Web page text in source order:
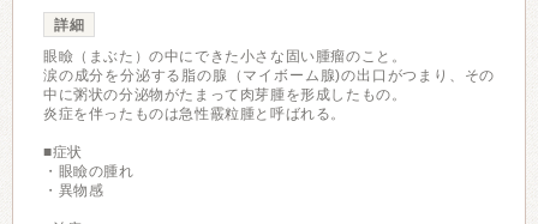
詳細
眼瞼（まぶた）の中にできた小さな固い腫瘤のこと。
涙の成分を分泌する脂の腺（マイボーム腺)の出口がつまり、その
中に粥状の分泌物がたまって肉芽腫を形成したもの。
炎症を伴ったものは急性霰粒腫と呼ばれる。
■症状
・眼瞼の腫れ
・異物感